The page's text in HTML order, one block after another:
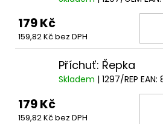
179 Kč
159,82 Kč bez DPH
Příchuť: Řepka
Skladem | 1297/REP EAN:
179 Kč
159,82 Kč bez DPH